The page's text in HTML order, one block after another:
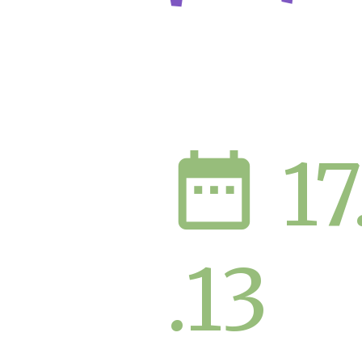
date_range
.13